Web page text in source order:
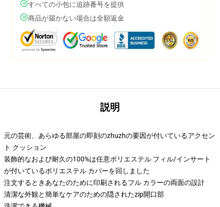
すべての小包に追跡番号を提供
商品が届かない場合は全額返金
説明
元の芸術、あらゆる部屋の即刻のzhuzhの要因が付いているアクセン
ト クッション
装飾的なおよび耐久の100%は任意ポリエステル フィル/インサート
が付いているポリエステル カバーを回しました
注文するときあなたのために印刷されるフル カラーの両面の設計
清潔な外観と簡単なケアのための隠されたzip開口部